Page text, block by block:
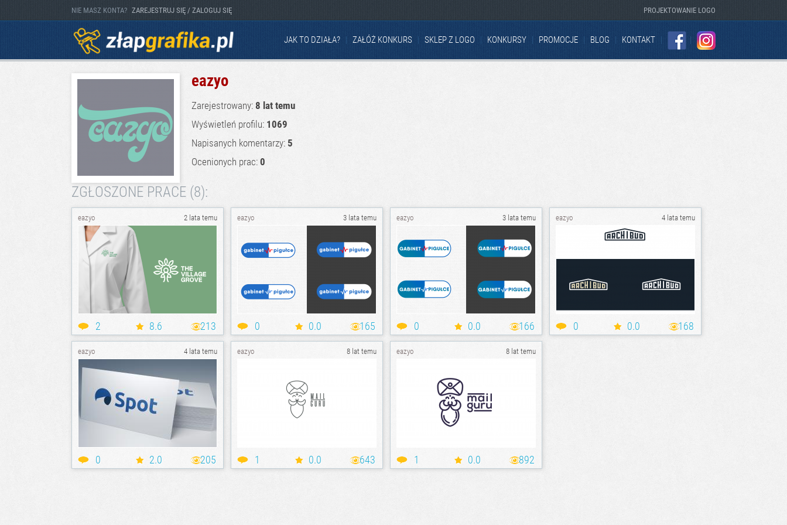
PROJEKTOWANIE LOGO
NIE MASZ KONTA? ZAREJESTRUJ SIĘ / ZALOGUJ SIĘ
JAK TO DZIAŁA? ZAŁÓŻ KONKURS SKLEP Z LOGO KONKURSY PROMOCJE BLOG
KONTAKT
INSTAGRAM
eazyo
Zarejestrowany: 8 lat temu
Wyświetleń profilu: 1069
Napisanych komentarzy: 5
Ocenionych prac: 0
ZGŁOSZONE PRACE (8):
eazyo 2 lata temu
2 8.6 213
eazyo 3 lata temu
0 0.0 165
eazyo 3 lata temu
0 0.0 166
eazyo 4 lata temu
0 0.0 168
eazyo 4 lata temu
0 2.0 205
eazyo 8 lat temu
1 0.0 643
eazyo 8 lat temu
1 0.0 892